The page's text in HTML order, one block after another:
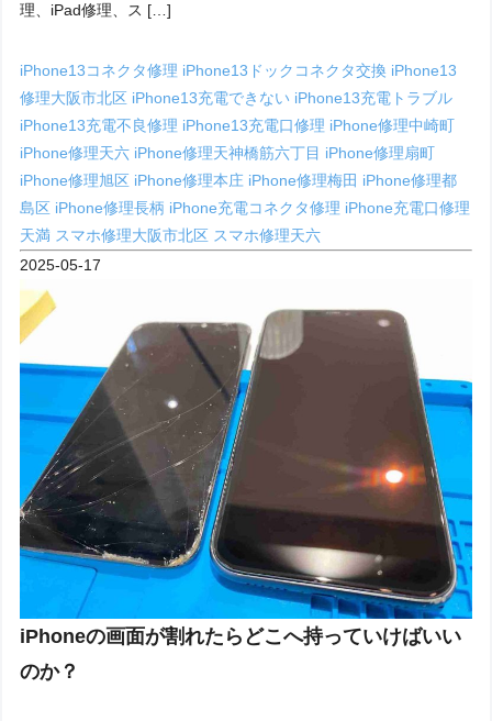
理、iPad修理、ス […]
iPhone13コネクタ修理 iPhone13ドックコネクタ交換 iPhone13
修理大阪市北区 iPhone13充電できない iPhone13充電トラブル
iPhone13充電不良修理 iPhone13充電口修理 iPhone修理中崎町
iPhone修理天六 iPhone修理天神橋筋六丁目 iPhone修理扇町
iPhone修理旭区 iPhone修理本庄 iPhone修理梅田 iPhone修理都
島区 iPhone修理長柄 iPhone充電コネクタ修理 iPhone充電口修理
天満 スマホ修理大阪市北区 スマホ修理天六
2025-05-17
iPhoneの画面が割れたらどこへ持っていけばいい
のか？